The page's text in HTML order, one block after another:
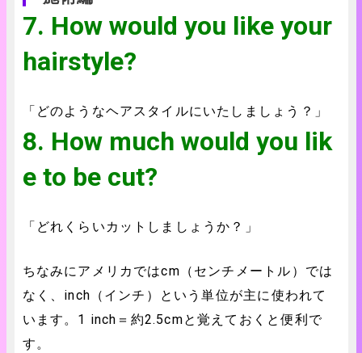
7. How would you like your
hairstyle?
「どのようなヘアスタイルにいたしましょう？」
8. How much would you lik
e to be cut?
「どれくらいカットしましょうか？」
ちなみにアメリカではcm（センチメートル）では
なく、inch（インチ）という単位が主に使われて
います。1 inch＝約2.5cmと覚えておくと便利で
す。